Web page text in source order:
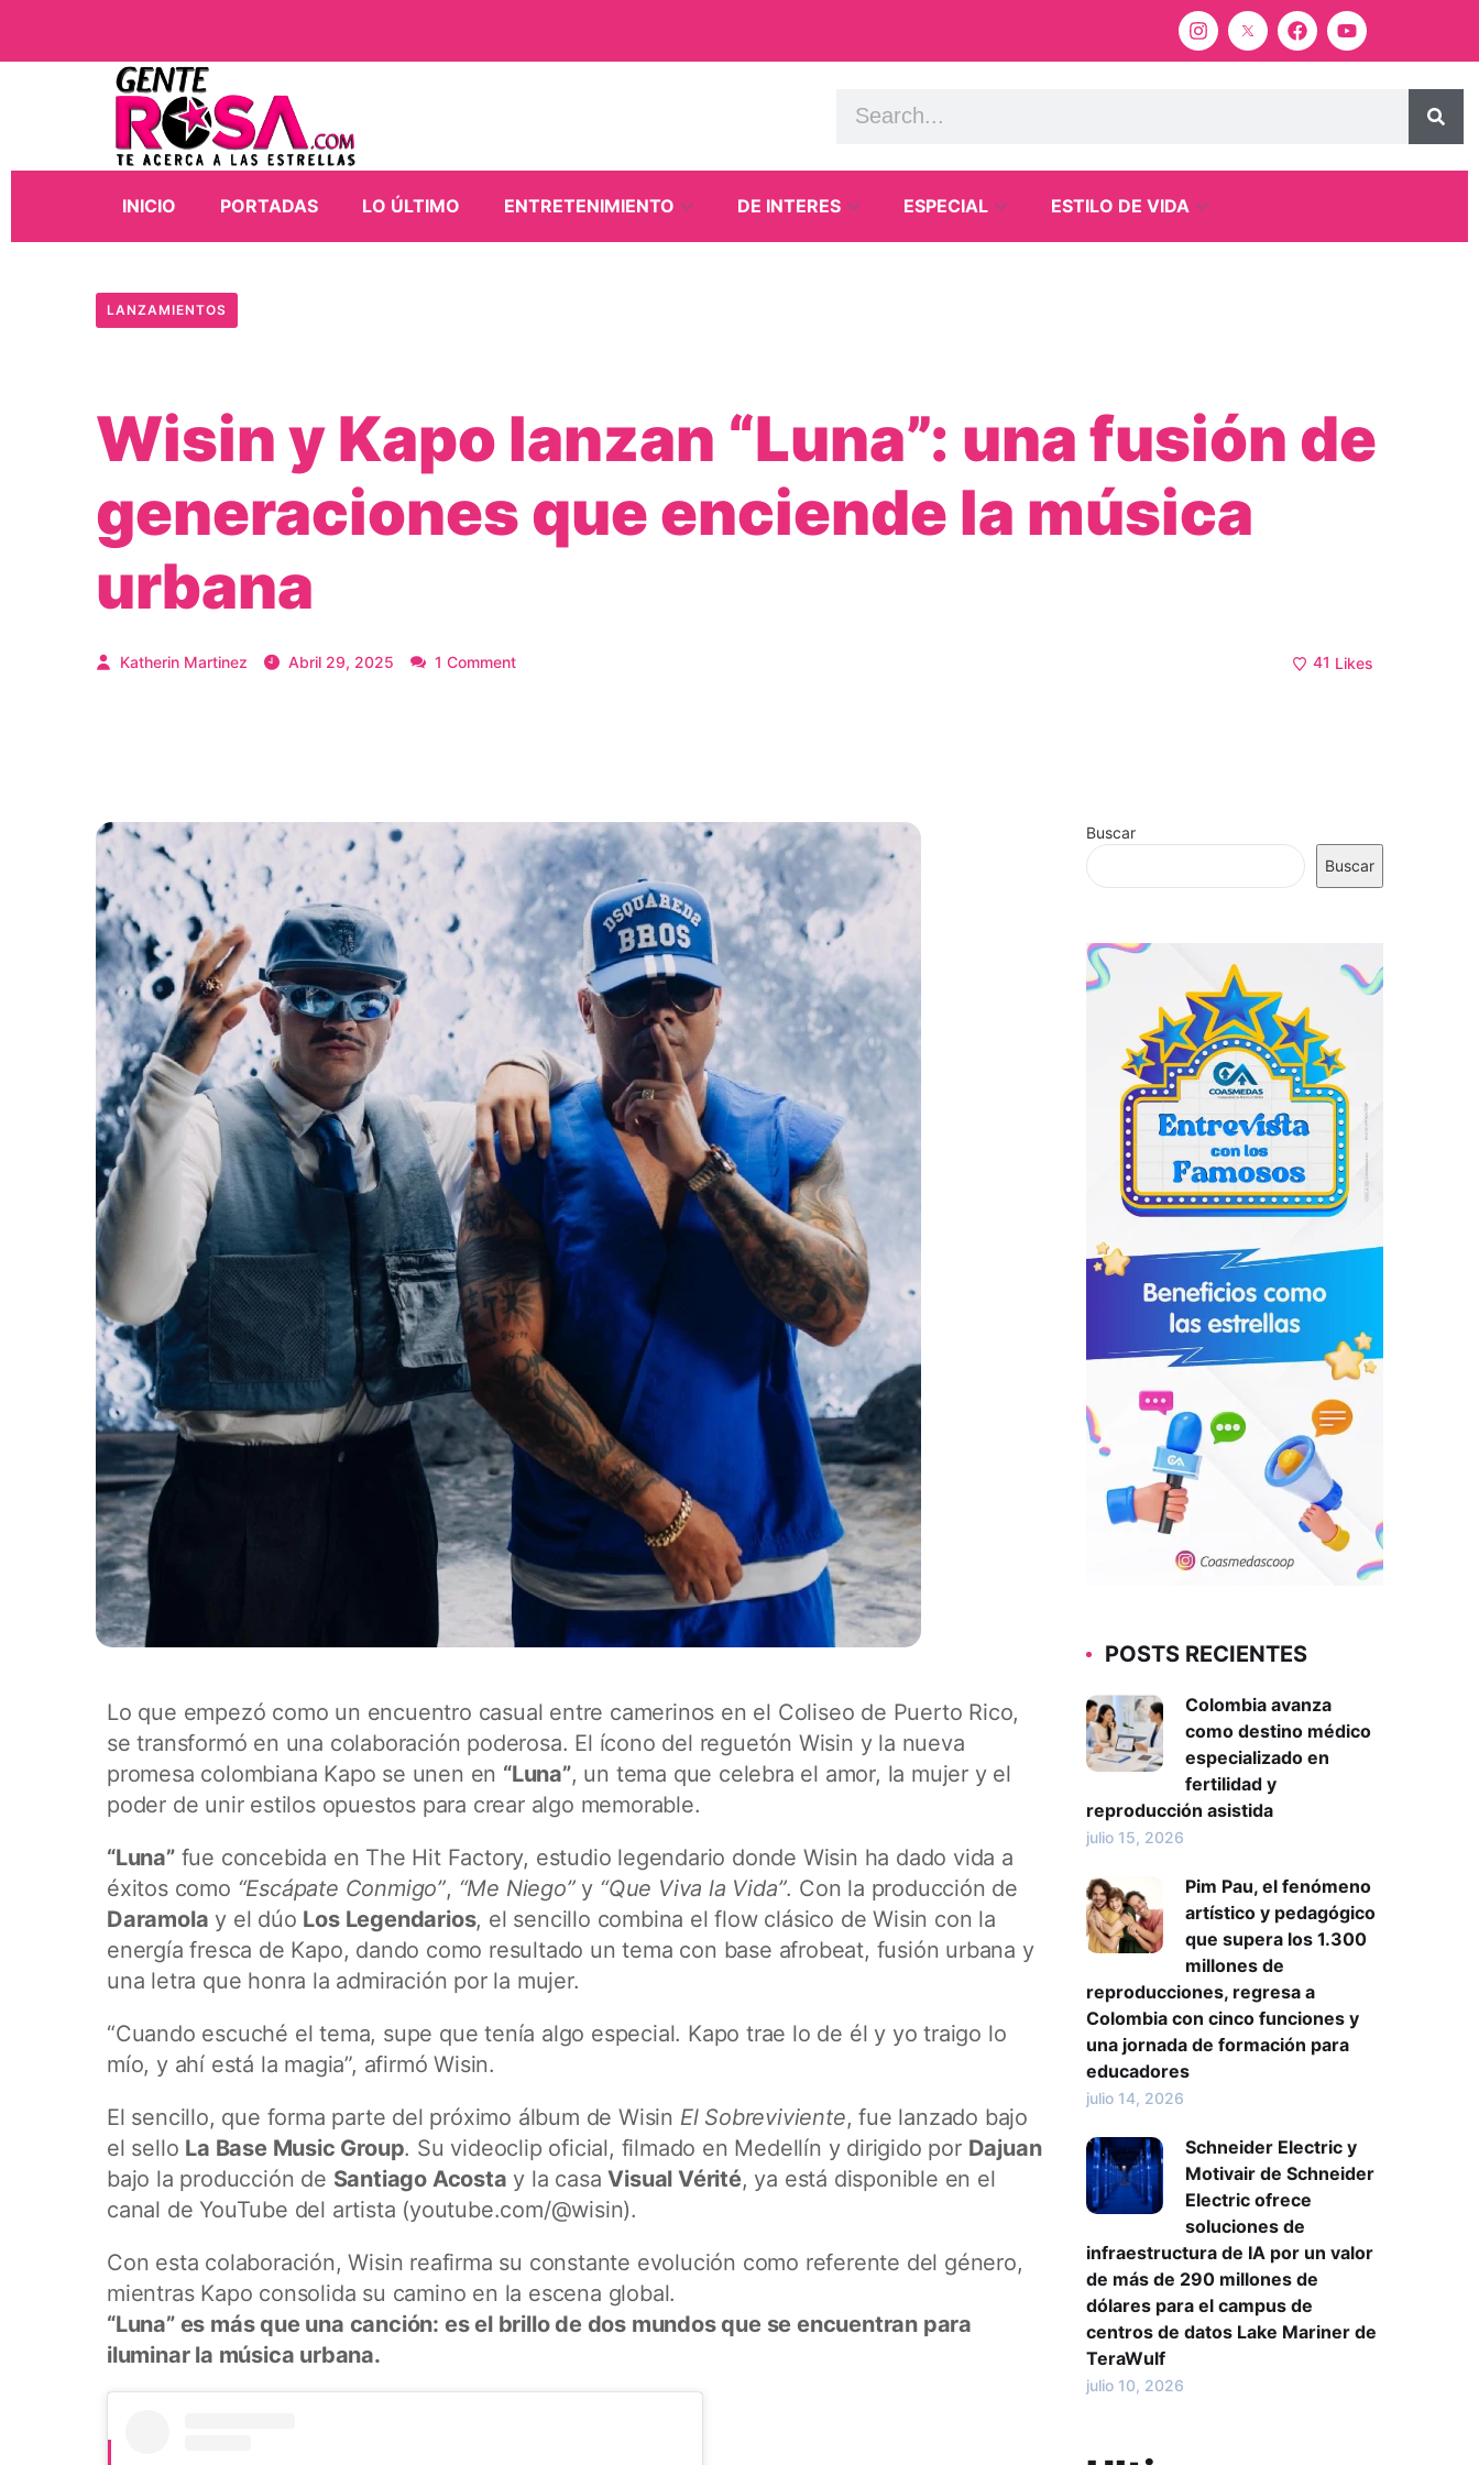
INICIO PORTADAS LO ÚLTIMO ENTRETENIMIENTO DE INTERES ESPECIAL ESTILO DE VIDA
LANZAMIENTOS
Wisin y Kapo lanzan “Luna”: una fusión de
generaciones que enciende la música
urbana
Katherin Martinez Abril 29, 2025 1 Comment 41 Likes
Lo que empezó como un encuentro casual entre camerinos en el Coliseo de Puerto Rico,
se transformó en una colaboración poderosa. El ícono del reguetón Wisin y la nueva
promesa colombiana Kapo se unen en “Luna”, un tema que celebra el amor, la mujer y el
poder de unir estilos opuestos para crear algo memorable.
“Luna”fue concebida en The Hit Factory, estudio legendario donde Wisin ha dado vida a
éxitos como “Escápate Conmigo”, “Me Niego”y “Que Viva la Vida”. Con la producción de
Daramola y el dúo Los Legendarios, el sencillo combina el flow clásico de Wisin con la
energía fresca de Kapo, dando como resultado un tema con base afrobeat, fusión urbana y
una letra que honra la admiración por la mujer.
“Cuando escuché el tema, supe que tenía algo especial. Kapo trae lo de él y yo traigo lo
mío, y ahí está la magia”, afirmó Wisin.
El sencillo, que forma parte del próximo álbum de Wisin El Sobreviviente, fue lanzado bajo
el sello La Base Music Group. Su videoclip oficial, filmado en Medellín y dirigido por Dajuan
bajo la producción de Santiago Acosta y la casaVisual Vérité, ya está disponible en el
canal de YouTube del artista (youtube.com/@wisin).
Con esta colaboración, Wisin reafirma su constante evolución como referente del género,
mientras Kapo consolida su camino en la escena global.
“Luna” es más que una canción: es el brillo de dos mundos que se encuentran para
iluminar la música urbana.
Buscar
Buscar
POSTS RECIENTES
Colombia avanza
como destino médico
especializado en
fertilidad y
reproducción asistida
julio 15, 2026
Pim Pau, el fenómeno
artístico y pedagógico
que supera los 1.300
millones de
reproducciones, regresa a
Colombia con cinco funciones y
una jornada de formación para
educadores
julio 14, 2026
Schneider Electric y
Motivair de Schneider
Electric ofrece
soluciones de
infraestructura de IA por un valor
de más de 290 millones de
dólares para el campus de
centros de datos Lake Mariner de
TeraWulf
julio 10, 2026